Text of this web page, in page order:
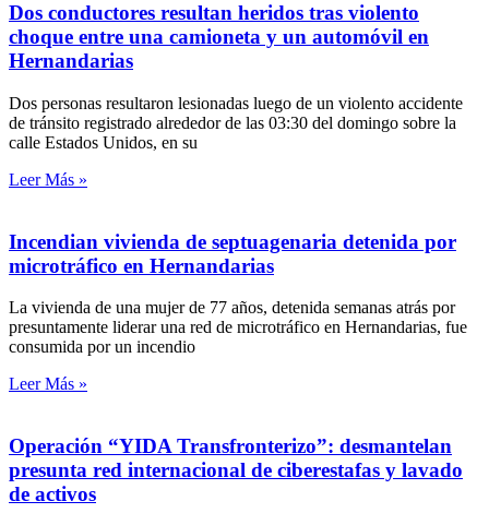
Dos conductores resultan heridos tras violento
choque entre una camioneta y un automóvil en
Hernandarias
Dos personas resultaron lesionadas luego de un violento accidente
de tránsito registrado alrededor de las 03:30 del domingo sobre la
calle Estados Unidos, en su
Leer Más »
Incendian vivienda de septuagenaria detenida por
microtráfico en Hernandarias
La vivienda de una mujer de 77 años, detenida semanas atrás por
presuntamente liderar una red de microtráfico en Hernandarias, fue
consumida por un incendio
Leer Más »
Operación “YIDA Transfronterizo”: desmantelan
presunta red internacional de ciberestafas y lavado
de activos